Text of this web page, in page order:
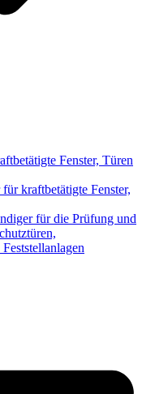
Fenster, Türen
kraftbetätigte Fenster,
für die Prüfung und